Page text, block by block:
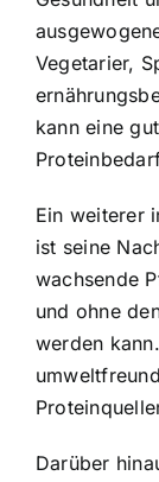
Vegetarier,
kann eine
Ein weiterer
ist seine
wachsende
und ohne
werden
Darüber